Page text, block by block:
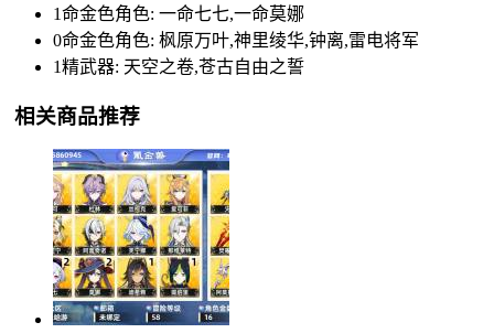
1命金色角色: 一命七七,一命莫娜
0命金色角色: 枫原万叶,神里绫华,钟离,雷电将军
1精武器: 天空之卷,苍古自由之誓
相关商品推荐